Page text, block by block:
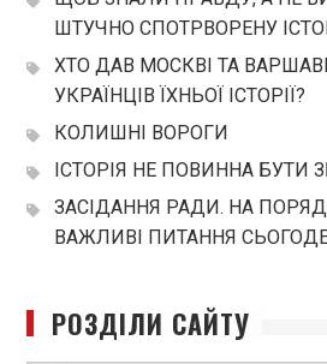
ШТУЧНО СПОТРВОРЕНУ
ХТО ДАВ МОСКВІ ТА
УКРАЇНЦІВ ЇХНЬОЇ ІСТОРІЇ?
КОЛИШНІ ВОРОГИ
ІСТОРІЯ НЕ ПОВИННА БУТИ
ЗАСІДАННЯ РАДИ. НА
ВАЖЛИВІ ПИТАННЯ
РОЗДІЛИ САЙТУ